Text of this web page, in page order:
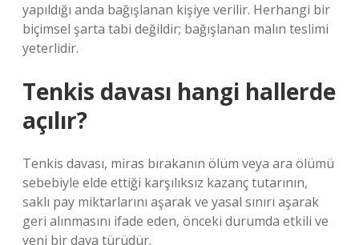
yapıldığı anda bağışlanan kişiye verilir. Herhangi bir
biçimsel şarta tabi değildir; bağışlanan malın teslimi
yeterlidir.
Tenkis davası hangi hallerde
açılır?
Tenkis davası, miras bırakanın ölüm veya ara ölümü
sebebiyle elde ettiği karşılıksız kazanç tutarının,
saklı pay miktarlarını aşarak ve yasal sınırı aşarak
geri alınmasını ifade eden, önceki durumda etkili ve
yeni bir dava türüdür.